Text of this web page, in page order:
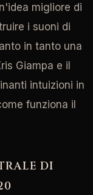
migliore di
i suoni di
in tanto una
Giampa e il
intuizioni in
funziona il
DI